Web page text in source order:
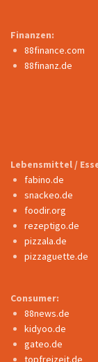
Finanzen:
88finance.com
88finanz.de
Lebensmittel /
fabino.de
snackeo.de
foodir.org
rezeptigo.de
pizzala.de
pizzaguette.de
Consumer:
88news.de
kidyoo.de
gateo.de
topfreizeit.de